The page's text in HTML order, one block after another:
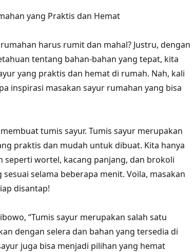
yang Praktis dan Hemat
harus rumit dan mahal? Justru, dengan
tentang bahan-bahan yang tepat, kita
yang praktis dan hemat di rumah. Nah, kali
inspirasi masakan sayur rumahan yang bisa
tumis sayur. Tumis sayur merupakan
praktis dan mudah untuk dibuat. Kita hanya
seperti wortel, kacang panjang, dan brokoli
selama beberapa menit. Voila, masakan
disantap!
“Tumis sayur merupakan salah satu
dengan selera dan bahan yang tersedia di
juga bisa menjadi pilihan yang hemat